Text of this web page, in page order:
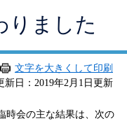
りました
文字を大きくして印刷
新日：2019年2月1日更新
時会の主な結果は、次の